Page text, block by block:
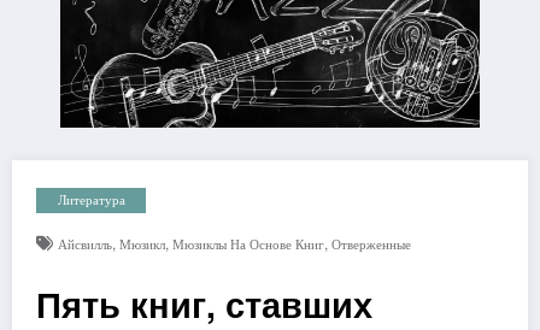
Литература
Айсвилль, Мюзикл, Мюзиклы На Основе Книг, Отверженные
Пять книг, ставших